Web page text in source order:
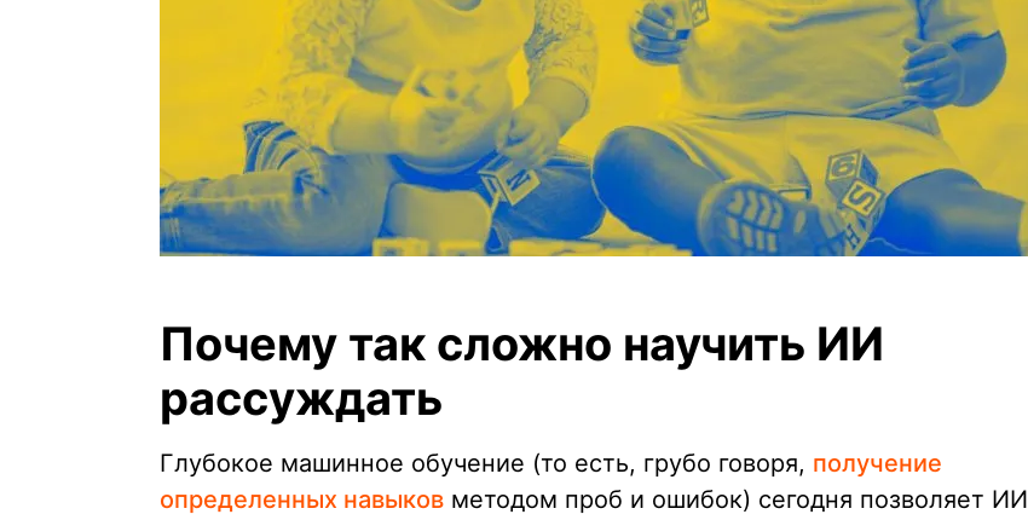
Почему так сложно научить ИИ
рассуждать
Глубокое машинное обучение (то есть, грубо говоря, получение
определенных навыков методом проб и ошибок) сегодня позволяет ИИ